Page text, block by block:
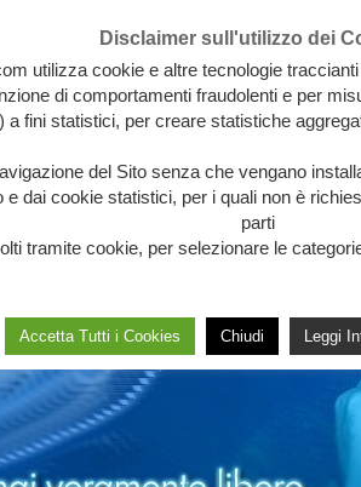
Disclaimer sull'utilizzo dei
utilizza cookie e altre tecnologie
di comportamenti fraudolenti e per
a fini statistici, per creare statistiche
del Sito senza che vengano
dai cookie statistici, per i quali non è
parti
tramite cookie, per selezionare le
Accetta Tutti i Cookies Chiudi Leggi